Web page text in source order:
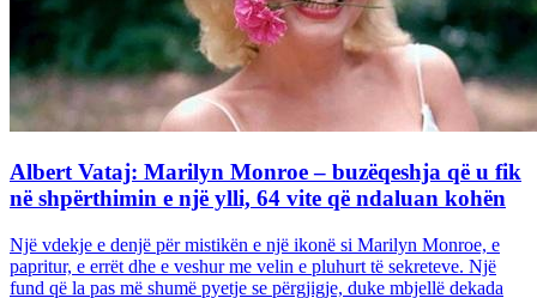
Albert Vataj: Marilyn Monroe – buzëqeshja që u fik
në shpërthimin e një ylli, 64 vite që ndaluan kohën
Një vdekje e denjë për mistikën e një ikonë si Marilyn Monroe, e
papritur, e errët dhe e veshur me velin e pluhurt të sekreteve. Një
fund që la pas më shumë pyetje se përgjigje, duke mbjellë dekada